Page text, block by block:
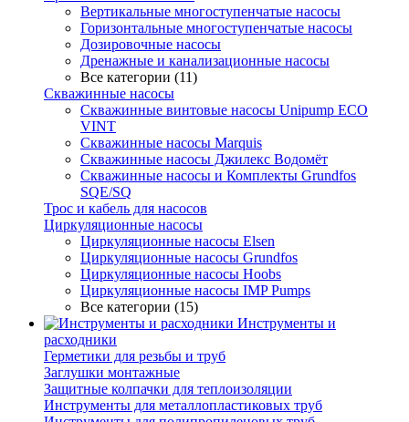
Вертикальные многоступенчатые насосы
Горизонтальные многоступенчатые насосы
Дозировочные насосы
Дренажные и канализационные насосы
Все категории (11)
Скважинные насосы
Скважинные винтовые насосы Unipump ECO
VINT
Скважинные насосы Marquis
Скважинные насосы Джилекс Водомёт
Скважинные насосы и Комплекты Grundfos
SQE/SQ
Трос и кабель для насосов
Циркуляционные насосы
Циркуляционные насосы Elsen
Циркуляционные насосы Grundfos
Циркуляционные насосы Hoobs
Циркуляционные насосы IMP Pumps
Все категории (15)
Инструменты и
расходники
Герметики для резьбы и труб
Заглушки монтажные
Защитные колпачки для теплоизоляции
Инструменты для металлопластиковых труб